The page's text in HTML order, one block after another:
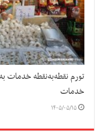
خدمات
۱۴۰۵/۰۵/۱۵